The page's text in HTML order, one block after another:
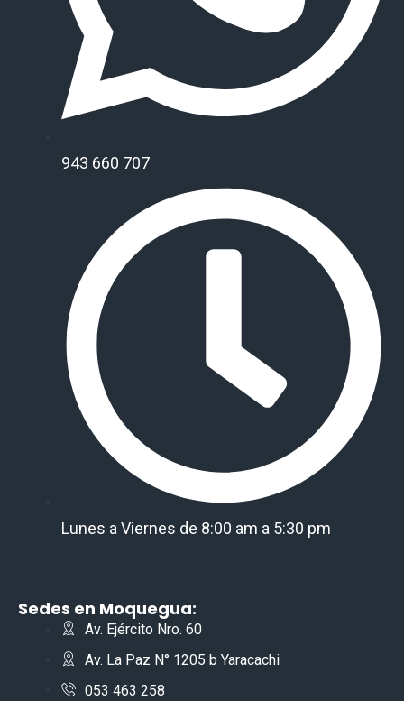
943 660 707
Lunes a Viernes de 8:00 am a 5:30 pm
Sedes en Moquegua:
Av. Ejército Nro. 60
Av. La Paz N° 1205 b Yaracachi
053 463 258